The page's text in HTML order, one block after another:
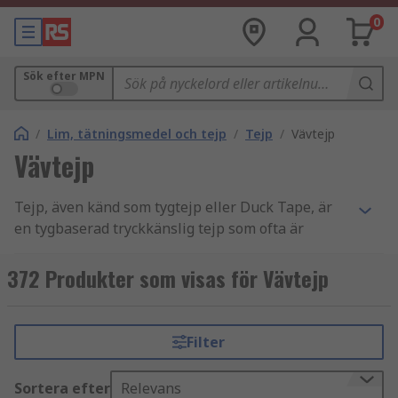
0
Sök efter MPN
/ Lim, tätningsmedel och tejp / Tejp / Vävtejp
Vävtejp
Tejp, även känd som tygtejp eller Duck Tape, är
en tygbaserad tryckkänslig tejp som ofta är
egenskap är dess starka vidhäftningsförmåga
och dess motståndskraft mot vatten (inte
varierar i typen av baksida och lim som används.
Vårtejpguideger en mer komplett översikt över
de olika typer som finns tillgängliga på
372 Produkter som visas för Vävtejp
Filter
Sortera efter Relevans